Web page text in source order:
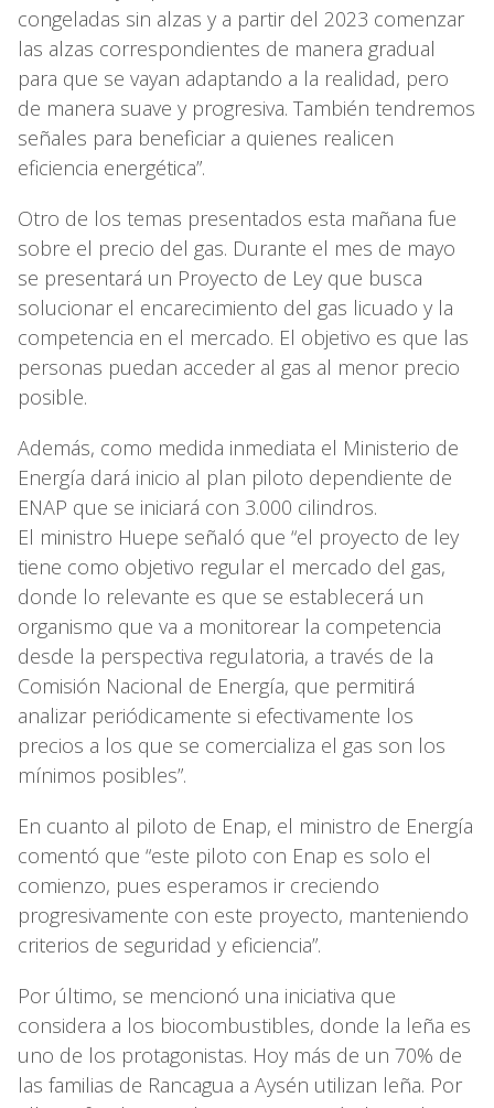
congeladas sin alzas y a partir del 2023 comenzar
las alzas correspondientes de manera gradual
para que se vayan adaptando a la realidad, pero
de manera suave y progresiva. También tendremos
señales para beneficiar a quienes realicen
eficiencia energética”.
Otro de los temas presentados esta mañana fue
sobre el precio del gas. Durante el mes de mayo
se presentará un Proyecto de Ley que busca
solucionar el encarecimiento del gas licuado y la
competencia en el mercado. El objetivo es que las
personas puedan acceder al gas al menor precio
posible.
Además, como medida inmediata el Ministerio de
Energía dará inicio al plan piloto dependiente de
ENAP que se iniciará con 3.000 cilindros.
El ministro Huepe señaló que “el proyecto de ley
tiene como objetivo regular el mercado del gas,
donde lo relevante es que se establecerá un
organismo que va a monitorear la competencia
desde la perspectiva regulatoria, a través de la
Comisión Nacional de Energía, que permitirá
analizar periódicamente si efectivamente los
precios a los que se comercializa el gas son los
mínimos posibles”.
En cuanto al piloto de Enap, el ministro de Energía
comentó que “este piloto con Enap es solo el
comienzo, pues esperamos ir creciendo
progresivamente con este proyecto, manteniendo
criterios de seguridad y eficiencia”.
Por último, se mencionó una iniciativa que
considera a los biocombustibles, donde la leña es
uno de los protagonistas. Hoy más de un 70% de
las familias de Rancagua a Aysén utilizan leña. Por